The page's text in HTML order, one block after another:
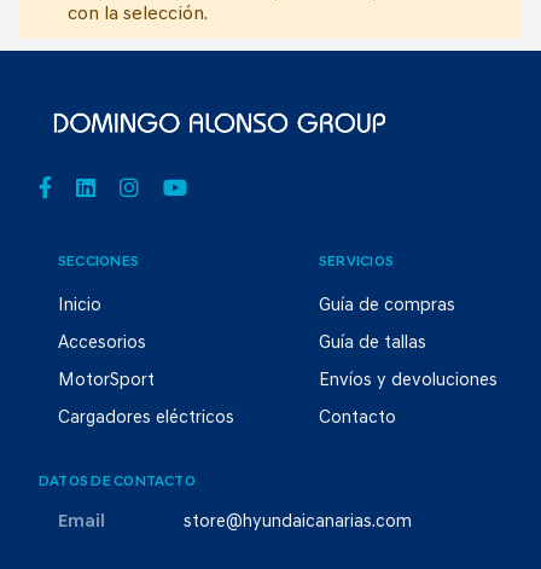
con la selección.
SECCIONES
Inicio
Accesorios
MotorSport
Cargadores eléctricos
SERVICIOS
Guía de compras
Guía de tallas
Envíos y devoluciones
Contacto
DATOS DE CONTACTO
Email store@hyundaicanarias.com